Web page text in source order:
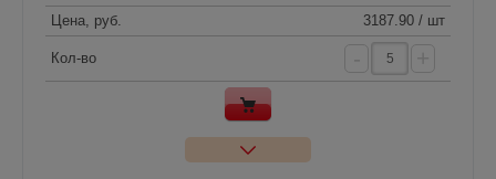
Цена, руб.
3187.90 / шт
Кол-во